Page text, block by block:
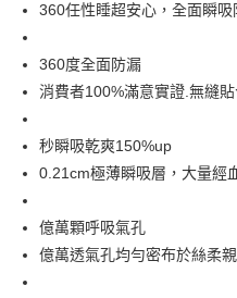
Apple Pay
街口支付
悠遊付
Google Pay
7-11取貨付款［需3-5個工作天
每筆NT$70，滿NT$499(含以上
360任性睡超安心，全面瞬
360度全面防漏
消費者100%滿意實證.無縫
秒瞬吸乾爽150%up
0.21cm極薄瞬吸層，大量經
億萬顆呼吸氣孔
億萬透氣孔均勻密布於絲柔